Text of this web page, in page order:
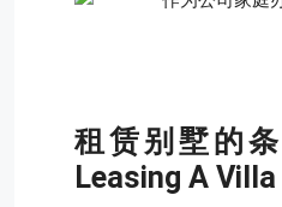
租赁别墅的
Leasing A Villa